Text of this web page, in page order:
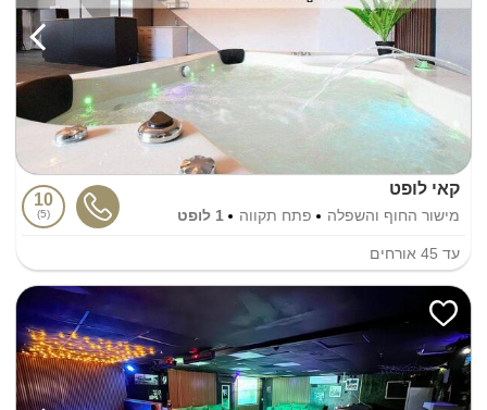
קאי לופט
מישור החוף והשפלה פתח תקווה 1 לופט
10
5
עד 45 אורחים